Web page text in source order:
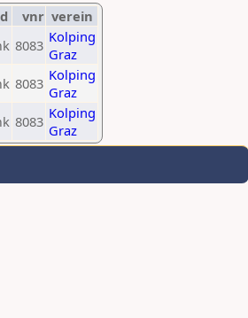
vnr verein
8083 Kolping
Graz
8083 Kolping
Graz
8083 Kolping
Graz